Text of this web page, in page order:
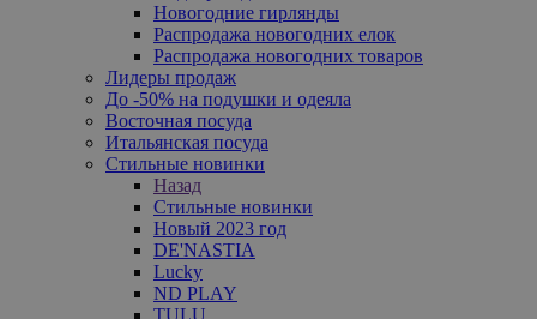
Новогодние гирлянды
Распродажа новогодних елок
Распродажа новогодних товаров
Лидеры продаж
До -50% на подушки и одеяла
Восточная посуда
Итальянская посуда
Стильные новинки
Назад
Стильные новинки
Новый 2023 год
DE'NASTIA
Lucky
ND PLAY
TULU